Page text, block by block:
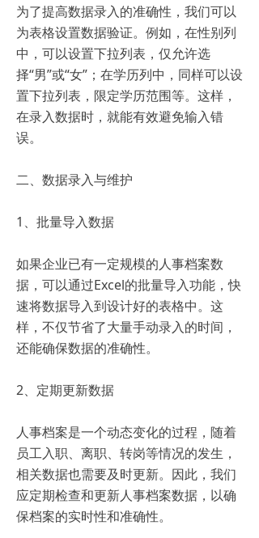
为了提高数据录入的准确性，我们可以
为表格设置数据验证。例如，在性别列
中，可以设置下拉列表，仅允许选
择“男”或“女”；在学历列中，同样可以设
置下拉列表，限定学历范围等。这样，
在录入数据时，就能有效避免输入错
误。
二、数据录入与维护
1、批量导入数据
如果企业已有一定规模的人事档案数
据，可以通过Excel的批量导入功能，快
速将数据导入到设计好的表格中。这
样，不仅节省了大量手动录入的时间，
还能确保数据的准确性。
2、定期更新数据
人事档案是一个动态变化的过程，随着
员工入职、离职、转岗等情况的发生，
相关数据也需要及时更新。因此，我们
应定期检查和更新人事档案数据，以确
保档案的实时性和准确性。